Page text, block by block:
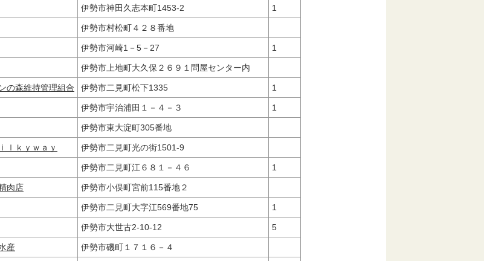
伊勢市神田久志本町1453-2 1
伊勢市村松町４２８番地
伊勢市河崎1－5－27 1
伊勢市上地町大久保２６９１問屋センター内
の森維持管理組合 伊勢市二見町松下1335 1
伊勢市宇治浦田１－４－３ 1
伊勢市東大淀町305番地
ｌｋｙｗａｙ 伊勢市二見町光の街1501-9
伊勢市二見町江６８１－４６ 1
肉店 伊勢市小俣町宮前115番地２
伊勢市二見町大字江569番地75 1
伊勢市大世古2-10-12 5
産 伊勢市磯町１７１６－４